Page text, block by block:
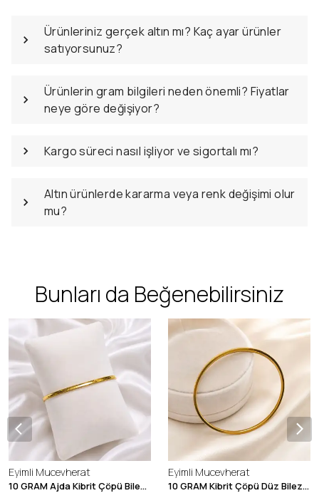
Ürünleriniz gerçek altın mı? Kaç ayar ürünler
satıyorsunuz?
Ürünlerin gram bilgileri neden önemli? Fiyatlar
neye göre değişiyor?
Kargo süreci nasıl işliyor ve sigortalı mı?
Altın ürünlerde kararma veya renk değişimi olur
mu?
Bunları da Beğenebilirsiniz
Eyimli Mucevherat
10 GRAM Ajda Kibrit Çöpü Bilezik 22 Ayar 22BLZ003
Eyimli Mucevherat
10 GRAM Kibrit Çöpü Düz Bilezik 22 Ayar 22BLZ001